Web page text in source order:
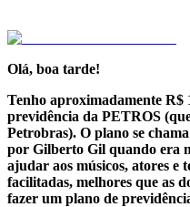
Olá, boa tarde!
Tenho aproximadamente R$
previdência da PETROS
Petrobras). O plano se
por Gilberto Gil quando era
ajudar aos músicos, atores e
facilitadas, melhores que as
fazer um plano de